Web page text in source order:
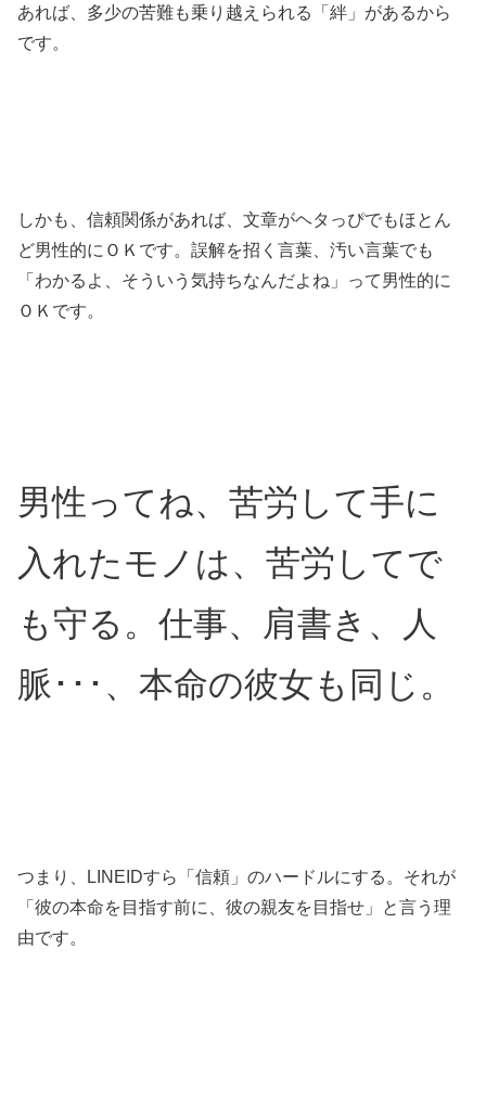
あれば、多少の苦難も乗り越えられる「絆」があるから
です。
しかも、信頼関係があれば、文章がヘタっぴでもほとん
ど男性的にＯＫです。誤解を招く言葉、汚い言葉でも
「わかるよ、そういう気持ちなんだよね」って男性的に
ＯＫです。
男性ってね、苦労して手に
入れたモノは、苦労してで
も守る。仕事、肩書き、人
脈･･･、本命の彼女も同じ。
つまり、LINEIDすら「信頼」のハードルにする。それが
「彼の本命を目指す前に、彼の親友を目指せ」と言う理
由です。